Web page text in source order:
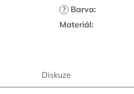
? Barva:
Materiál:
Diskuze